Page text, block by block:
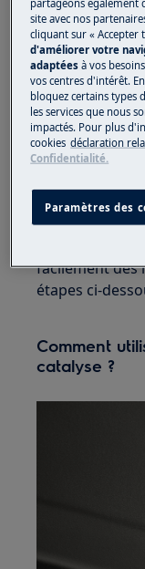
fonction sont
l'arrière du
l'arrière du
ressemble au
peuvent pas
sont chauffés.
maintien de
catalytique
nettoyage
ont pas. Quoi
facilement des
étapes ci-
Comment
catalyse ?
partageons
site avec nos
cliquant sur « Accepter
d'améliorer votre
adaptées à vos
vos centres d'intérêt.
bloquez certains types
les services que nous
impactés. Pour plus
cookies déclaration
Confidentialité.
Paramètres des